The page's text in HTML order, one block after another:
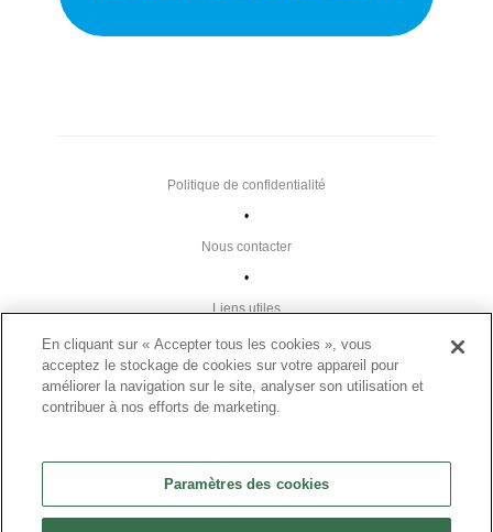
Plan du site
Liens utiles
•
Nous contacter
•
Politique de confidentialité
•
FAQ
Paramètres des cookies
En cliquant sur « Accepter tous les cookies », vous
acceptez le stockage de cookies sur votre appareil pour
améliorer la navigation sur le site, analyser son utilisation et
contribuer à nos efforts de marketing.
Paramètres des cookies